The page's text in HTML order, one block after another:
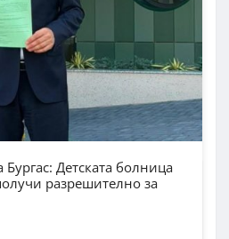
Детската болница
разрешително за